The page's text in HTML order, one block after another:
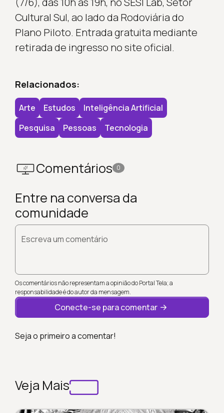
Cultural Sul, ao lado da Rodoviária do
Plano Piloto. Entrada gratuita mediante
retirada de ingresso no site oficial.
Relacionados:
Arte Estudos
Inteligência Artificial
Pesquisa
Pessoas Tecnologia
Comentários 0
Entre na conversa da
comunidade
Escreva um comentário
Os comentários não representam a opinião do Portal Tela; a
responsabilidade é do autor da mensagem.
Conecte-se para comentar
Seja o primeiro a comentar!
Veja Mais